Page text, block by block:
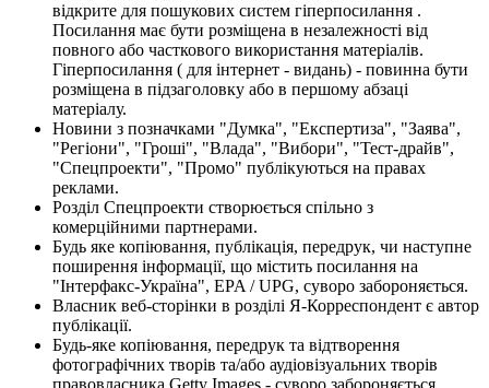
відкрите для пошукових систем гіперпосилання .
Посилання має бути розміщена в незалежності від
повного або часткового використання матеріалів.
Гіперпосилання ( для інтернет - видань) - повинна бути
розміщена в підзаголовку або в першому абзаці
матеріалу.
Новини з позначками "Думка", "Експертиза", "Заява",
"Регіони", "Гроші", "Влада", "Вибори", "Тест-драйв",
"Спецпроекти", "Промо" публікуються на правах
реклами.
Розділ Спецпроекти створюється спільно з
комерційними партнерами.
Будь яке копіювання, публікація, передрук, чи наступне
поширення інформації, що містить посилання на
"Інтерфакс-Україна", EPA / UPG, суворо забороняється.
Власник веб-сторінки в розділі Я-Корреспондент є автор
публікації.
Будь-яке копіювання, передрук та відтворення
фотографічних творів та/або аудіовізуальних творів
правовласника Getty Images - суворо забороняється.